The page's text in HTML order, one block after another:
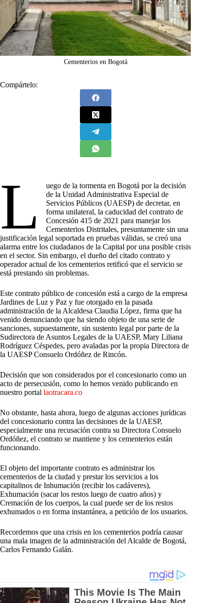
Cementerios en Bogotá
Compártelo:
L
uego de la tormenta en Bogotá por la decisión
de la Unidad Administrativa Especial de
Servicios Públicos (UAESP) de decretar, en
forma unilateral, la caducidad del contrato de
Concesión 415 de 2021 para manejar los
Cementerios Distritales, presuntamente sin una
justificación legal soportada en pruebas válidas, se creó una
alarma entre los ciudadanos de la Capital por una posible crisis
en el sector. Sin embargo, el dueño del citado contrato y
operador actual de los cementerios retificó que el servicio se
está prestando sin problemas.
Este contrato público de concesión está a cargo de la empresa
Jardines de Luz y Paz y fue otorgado en la pasada
administración de la Alcaldesa Claudia López, firma que ha
venido denunciando que ha siendo objeto de una serie de
sanciones, supuestamente, sin sustento legal por parte de la
Sudirectora de Asuntos Legales de la UAESP, Mary Liliana
Rodríguez Céspedes, pero avaladas por la propia Directora de
la UAESP Consuelo Ordóñez de Rincón.
Decisión que son considerados por el concesionario como un
acto de persecusión, como lo hemos venido publicando en
nuestro portal laotracara.co
No obstante, hasta ahora, luego de algunas acciones jurídicas
del concesionario contra las decisiones de la UAESP,
especialmente una recusación contra su Directora Consuelo
Ordóñez, el contrato se mantiene y los cementerios están
funcionando.
El objeto del importante contrato es administrar los
cementerios de la ciudad y prestar los servicios a los
capitalinos de Inhumación (recibir los cadáveres),
Exhumación (sacar los restos luego de cuatro años) y
Cremación de los cuerpos, la cual puede ser de los restos
exhumados o en forma instantánea, a petición de los usuarios.
Recordemos que una crisis en los cementerios podría causar
una mala imagen de la administración del Alcalde de Bogotá,
Carlos Fernando Galán.